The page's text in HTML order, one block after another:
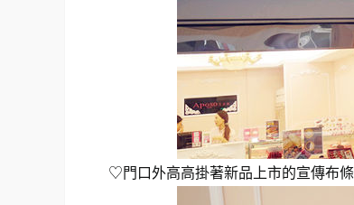
♡門口外高高掛著新品上市的宣傳布條